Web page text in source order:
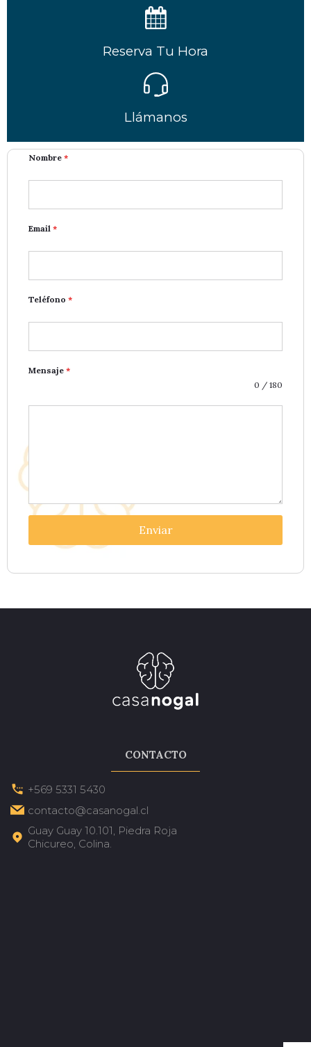
Reserva Tu Hora
Llámanos
Nombre *
Email *
Teléfono *
Mensaje *
0 / 180
Enviar
CONTACTO
+569 5331 5430
contacto@casanogal.cl
Guay Guay 10.101, Piedra Roja
Chicureo, Colina.